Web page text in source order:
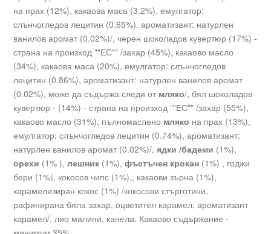
на прах (12%), какаова маса (3.2%), емулгатор:
слънчогледов лецитин (0.65%), ароматизант: натурлен
ванилов аромат (0.02%)/, черен шоколадов кувертюр (17%) -
страна на произход ""ЕС"" /захар (45%), какаово масло
(34%), какаова маса (20%), емулгатор: слънчогледов
лецитин (0.86%), ароматизант: натурлен ванилов аромат
(0.02%), може да съдържа следи от мляко/, бял шоколадов
кувертюр - (14%) - страна на произход ""ЕС"" /захар (55%),
какаово масло (31%), пълномаслено мляко на прах (13%),
емулгатор: слънчогледов лецитин (0.74%), ароматизант:
натурлен ванилов аромат (0.02%)/, ядки /бадеми (1%),
орехи (1% ), лешник (1%), фъстъчен крокан (1%) , годжи
бери (1%), кокосов чипс (1%),, какаови зърна (1%),
карамелизиран кокос (1%) /кокосови стърготини,
рафинирана бяла захар, оцветител карамел, ароматизант
карамел/, лио малини, канела. Какаово съдържание -